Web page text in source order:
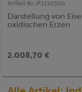
Artikel-Nr.: P3110500
Darstellung von
oxidischen Erzen
2.008,70 €